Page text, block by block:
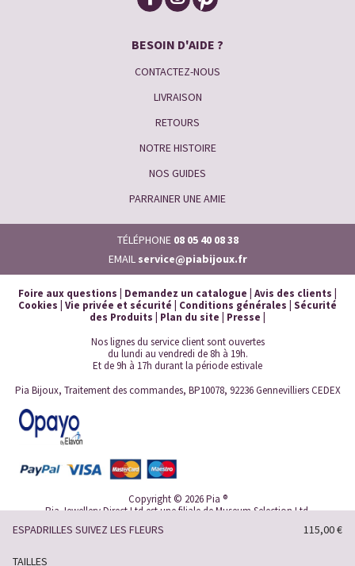
ESPADRILLES SUIVEZ LES FLEURS 115,00 €
TAILLES
BESOIN D'AIDE ?
CONTACTEZ-NOUS
LIVRAISON
RETOURS
NOTRE HISTOIRE
NOS GUIDES
PARRAINER UNE AMIE
TÉLÉPHONE 08 05 40 08 38
EMAIL service@piabijoux.fr
Foire aux questions Demandez un catalogue Avis des clients
Cookies Vie privée et sécurité Conditions générales Sécurité
des Produits
Plan du site Presse
Nos lignes du service client sont ouvertes
du lundi au vendredi de 8h à 19h.
Et de 9h à 17h durant la période estivale
Pia Bijoux, Traitement des commandes, BP10078, 92236 Gennevilliers CEDEX
Copyright © 2026 Pia ®
Pia Jewellery Direct Ltd est une filiale de Museum Selection Ltd.
eCommerce by